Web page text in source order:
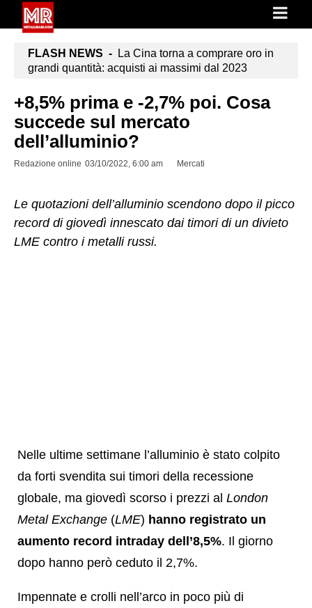
FLASH NEWS - La Cina torna a comprare oro in
grandi quantità: acquisti ai massimi dal 2023
+8,5% prima e -2,7% poi. Cosa
succede sul mercato
dell’alluminio?
Redazione online 03/10/2022, 6:00 am Mercati
Le quotazioni dell’alluminio scendono dopo il picco
record di giovedì innescato dai timori di un divieto
LME contro i metalli russi.
Nelle ultime settimane l’alluminio è stato colpito
da forti svendita sui timori della recessione
globale, ma giovedì scorso i prezzi al London
Metal Exchange (LME) hanno registrato un
aumento record intraday dell’8,5%. Il giorno
dopo hanno però ceduto il 2,7%.
Impennate e crolli nell’arco in poco più di